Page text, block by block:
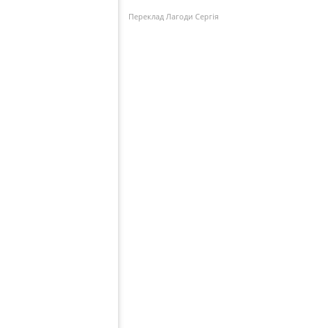
Переклад Лагоди Сергія